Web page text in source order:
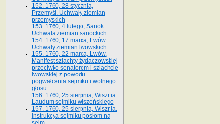
152. 1760, 28 stycznia,
Przemyśl. Uchwały ziemian
przemyskich
153. 1760, 4 lutego, Sanok.
Uchwała ziemian sanockich
154. 1760, 17 marca, Lwów.
Uchwały ziemian lwowskich
155. 1760, 22 marca, Lwów.
Manifest szlachty żydaczowskiej
przeciwko senatorom i szlachcie
lwowskiej z po­wodu
pogwałcenia sejmiku i wolnego
głosu
156. 1760, 25 sierpnia, Wisznia.
Laudum sejmiku wiszeńskiego
157. 1760, 25 sierpnia, Wisznia.
Instrukcya sejmiku posłom na
sejm